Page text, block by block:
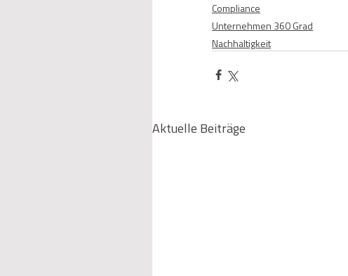
Compliance
Unternehmen 360 Grad
Nachhaltigkeit
Aktuelle Beiträge